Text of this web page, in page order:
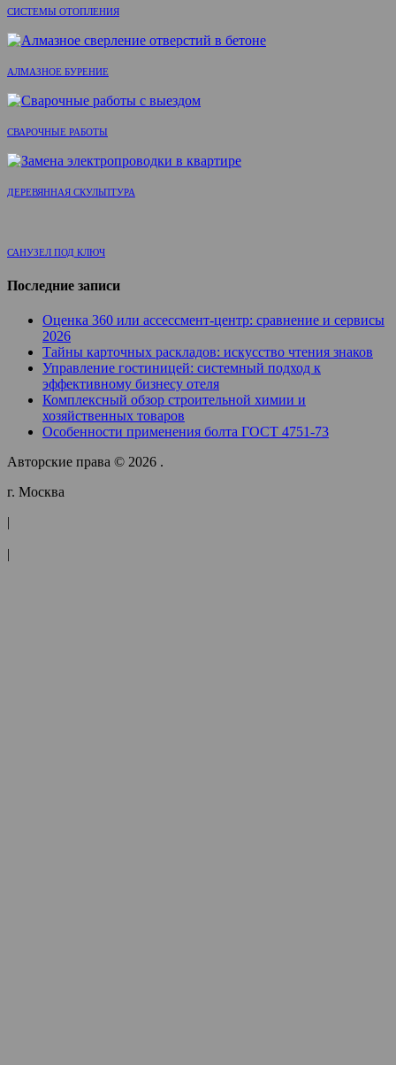
СИСТЕМЫ ОТОПЛЕНИЯ
АЛМАЗНОЕ БУРЕНИЕ
СВАРОЧНЫЕ РАБОТЫ
ДЕРЕВЯННАЯ СКУЛЬПТУРА
САНУЗЕЛ ПОД КЛЮЧ
Последние записи
Оценка 360 или ассессмент-центр: сравнение и сервисы
2026
Тайны карточных раскладов: искусство чтения знаков
Управление гостиницей: системный подход к
эффективному бизнесу отеля
Комплексный обзор строительной химии и
хозяйственных товаров
Особенности применения болта ГОСТ 4751-73
Авторские права © 2026 .
г. Москва
|
|